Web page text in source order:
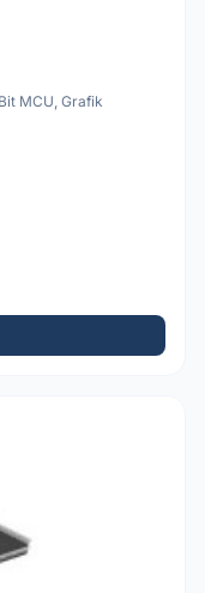
MCU, Grafik